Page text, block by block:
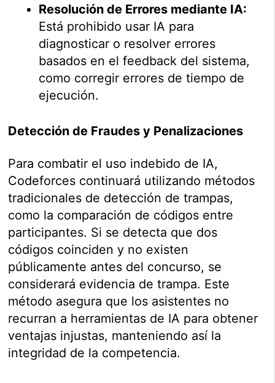
Resolución de Errores mediante IA:
Está prohibido usar IA para
diagnosticar o resolver errores
basados en el feedback del sistema,
como corregir errores de tiempo de
ejecución.
Detección de Fraudes y Penalizaciones
Para combatir el uso indebido de IA,
Codeforces continuará utilizando métodos
tradicionales de detección de trampas,
como la comparación de códigos entre
participantes. Si se detecta que dos
códigos coinciden y no existen
públicamente antes del concurso, se
considerará evidencia de trampa. Este
método asegura que los asistentes no
recurran a herramientas de IA para obtener
ventajas injustas, manteniendo así la
integridad de la competencia.